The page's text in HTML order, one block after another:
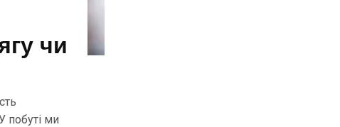
чи
побуті ми